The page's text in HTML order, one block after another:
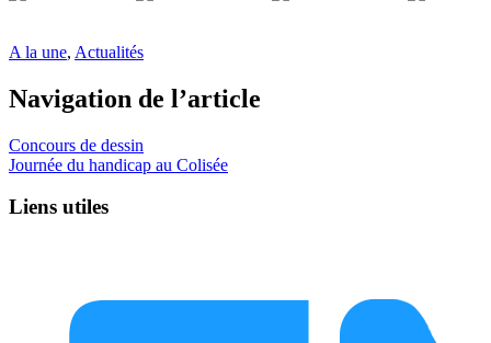
A la une, Actualités
Navigation de l’article
Concours de dessin
Journée du handicap au Colisée
Liens utiles